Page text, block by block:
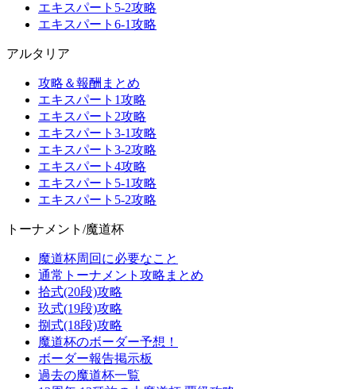
エキスパート5-2攻略
エキスパート6-1攻略
アルタリア
攻略＆報酬まとめ
エキスパート1攻略
エキスパート2攻略
エキスパート3-1攻略
エキスパート3-2攻略
エキスパート4攻略
エキスパート5-1攻略
エキスパート5-2攻略
トーナメント/魔道杯
魔道杯周回に必要なこと
通常トーナメント攻略まとめ
拾式(20段)攻略
玖式(19段)攻略
捌式(18段)攻略
魔道杯のボーダー予想！
ボーダー報告掲示板
過去の魔道杯一覧